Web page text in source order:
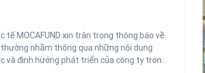
tế MOCAFUND xin trân trọng thông báo về
nhằm thông qua những nội dung
và định hướng phát triển của công ty trong